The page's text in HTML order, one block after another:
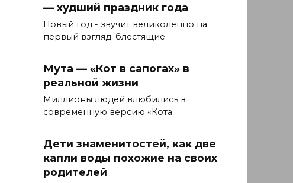
— худший праздник года
Новый год - звучит великолепно на
первый взгляд: блестящие
Мута — «Кот в сапогах» в
реальной жизни
Миллионы людей влюбились в
современную версию «Кота
Дети знаменитостей, как две
капли воды похожие на своих
родителей